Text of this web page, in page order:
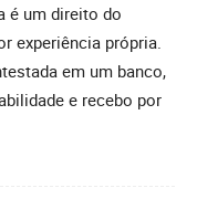
é um direito do
experiência própria.
em um banco,
e recebo por